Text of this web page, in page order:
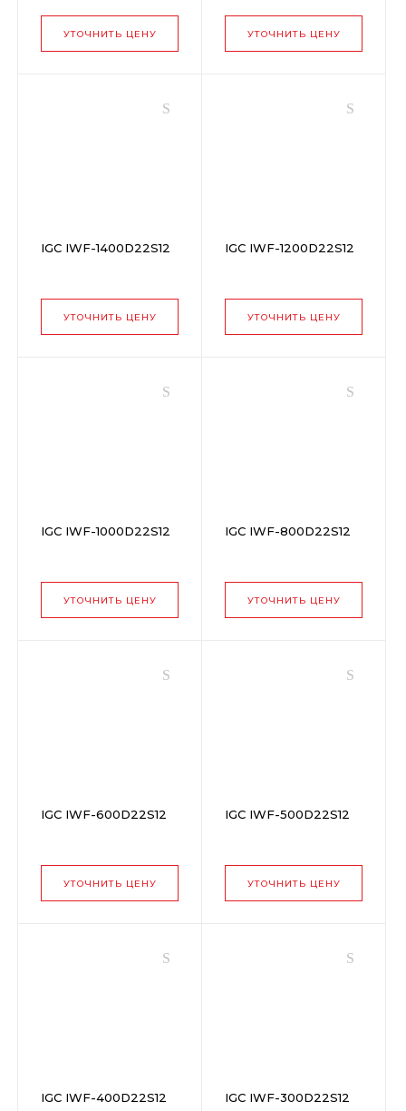
УТОЧНИТЬ ЦЕНУ УТОЧНИТЬ ЦЕНУ
IGC IWF-1400D22S12
УТОЧНИТЬ ЦЕНУ
IGC IWF-1200D22S12
УТОЧНИТЬ ЦЕНУ
IGC IWF-1000D22S12
УТОЧНИТЬ ЦЕНУ
IGC IWF-800D22S12
УТОЧНИТЬ ЦЕНУ
IGC IWF-600D22S12
УТОЧНИТЬ ЦЕНУ
IGC IWF-500D22S12
УТОЧНИТЬ ЦЕНУ
IGC IWF-400D22S12 IGC IWF-300D22S12